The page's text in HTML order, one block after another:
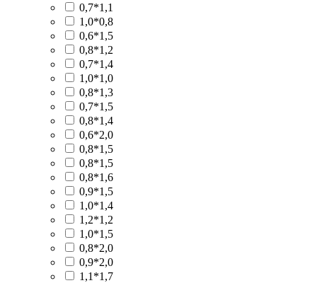
0,7*1,1
1,0*0,8
0,6*1,5
0,8*1,2
0,7*1,4
1,0*1,0
0,8*1,3
0,7*1,5
0,8*1,4
0,6*2,0
0,8*1,5
0,8*1,5
0,8*1,6
0,9*1,5
1,0*1,4
1,2*1,2
1,0*1,5
0,8*2,0
0,9*2,0
1,1*1,7